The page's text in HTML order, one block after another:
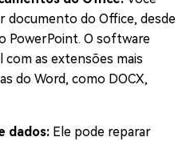
documento do Office, desde
PowerPoint. O software
as extensões mais
do Word, como DOCX,
dados: Ele pode reparar